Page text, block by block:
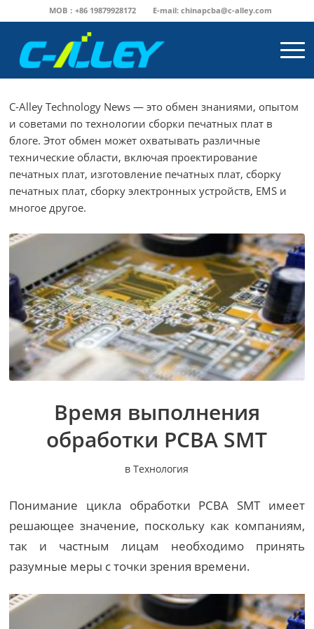
MOB：+86 19879928172 E-mail: chinapcba@c-alley.com
C-Alley Technology News — это обмен знаниями, опытом
и советами по технологии сборки печатных плат в
блоге. Этот обмен может охватывать различные
технические области, включая проектирование
печатных плат, изготовление печатных плат, сборку
печатных плат, сборку электронных устройств, EMS и
многое другое.
Время выполнения
обработки PCBA SMT
вТехнология
Понимание цикла обработки PCBA SMT имеет
решающее значение, поскольку как компаниям,
так и частным лицам необходимо принять
разумные меры с точки зрения времени.